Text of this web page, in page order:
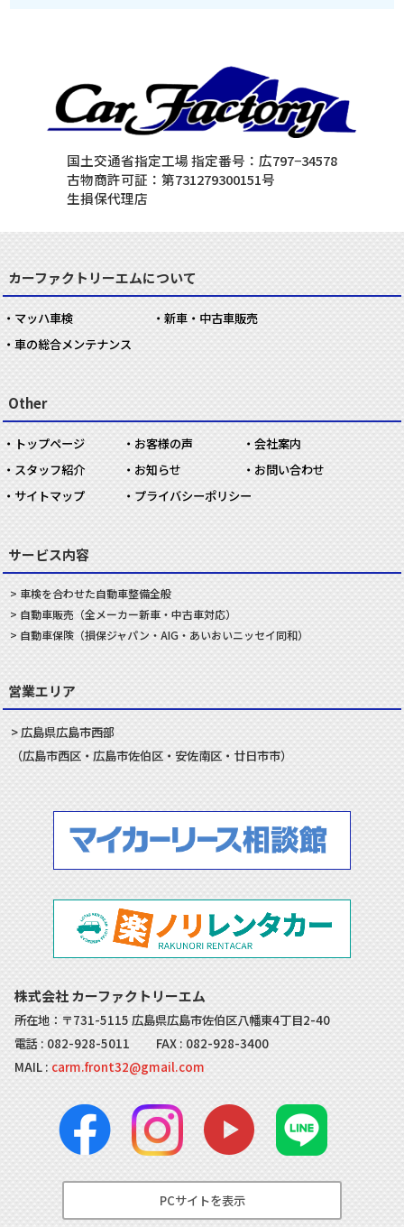
国土交通省指定工場 指定番号：広797−34578
古物商許可証：第731279300151号
生損保代理店
カーファクトリーエムについて
マッハ車検
新車・中古車販売
車の総合メンテナンス
Other
トップページ お客様の声
会社案内
スタッフ紹介
お知らせ
お問い合わせ
サイトマップ
プライバシーポリシー
サービス内容
車検を合わせた自動車整備全般
自動車販売 （全メーカー新車・中古車対応）
自動車保険（損保ジャパン・AIG・あいおいニッセイ同和）
営業エリア
広島県広島市西部
（広島市西区・ 広島市佐伯区・ 安佐南区・ 廿日市市）
株式会社 カーファクトリーエム
所在地：〒731-5115 広島県広島市佐伯区八幡東4丁目2-40
電話 : 082-928-5011 FAX : 082-928-3400
MAIL : carm.front32@gmail.com
PCサイトを表示